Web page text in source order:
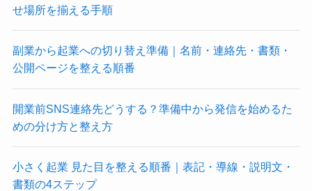
せ場所を揃える手順
副業から起業への切り替え準備｜名前・連絡先・書類・
公開ページを整える順番
開業前SNS連絡先どうする？準備中から発信を始めるた
めの分け方と整え方
小さく起業 見た目を整える順番｜表記・導線・説明文・
書類の4ステップ